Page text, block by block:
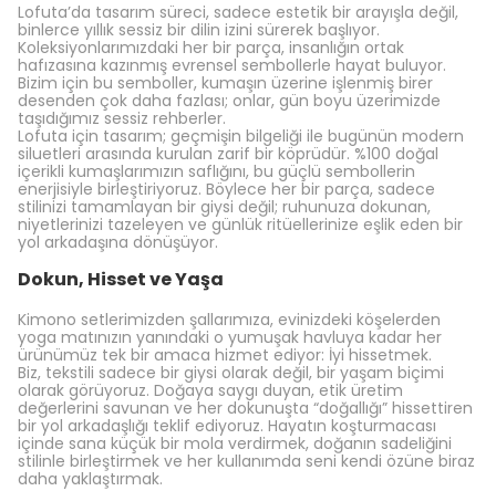
Lofuta’da tasarım süreci, sadece estetik bir arayışla değil,
binlerce yıllık sessiz bir dilin izini sürerek başlıyor.
Koleksiyonlarımızdaki her bir parça, insanlığın ortak
hafızasına kazınmış evrensel sembollerle hayat buluyor.
Bizim için bu semboller, kumaşın üzerine işlenmiş birer
desenden çok daha fazlası; onlar, gün boyu üzerimizde
taşıdığımız sessiz rehberler.
Lofuta için tasarım; geçmişin bilgeliği ile bugünün modern
siluetleri arasında kurulan zarif bir köprüdür. %100 doğal
içerikli kumaşlarımızın saflığını, bu güçlü sembollerin
enerjisiyle birleştiriyoruz. Böylece her bir parça, sadece
stilinizi tamamlayan bir giysi değil; ruhunuza dokunan,
niyetlerinizi tazeleyen ve günlük ritüellerinize eşlik eden bir
yol arkadaşına dönüşüyor.
Dokun, Hisset ve Yaşa
Kimono setlerimizden şallarımıza, evinizdeki köşelerden
yoga matınızın yanındaki o yumuşak havluya kadar her
ürünümüz tek bir amaca hizmet ediyor: İyi hissetmek.
Biz, tekstili sadece bir giysi olarak değil, bir yaşam biçimi
olarak görüyoruz. Doğaya saygı duyan, etik üretim
değerlerini savunan ve her dokunuşta “doğallığı” hissettiren
bir yol arkadaşlığı teklif ediyoruz. Hayatın koşturmacası
içinde sana küçük bir mola verdirmek, doğanın sadeliğini
stilinle birleştirmek ve her kullanımda seni kendi özüne biraz
daha yaklaştırmak.